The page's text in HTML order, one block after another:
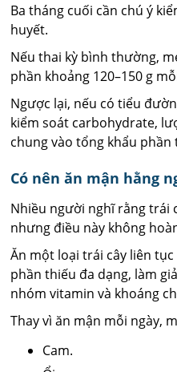
Ba tháng cuối cần chú ý
huyết.
Nếu thai kỳ bình thường,
phần khoảng 120–150 g
Ngược lại, nếu có tiểu
kiểm soát carbohydrate,
chung vào tổng khẩu phần
Có nên ăn mận hằng
Nhiều người nghĩ rằng trái
nhưng điều này không
Ăn một loại trái cây liên
phần thiếu đa dạng, làm
nhóm vitamin và khoáng
Thay vì ăn mận mỗi ngày,
Cam.